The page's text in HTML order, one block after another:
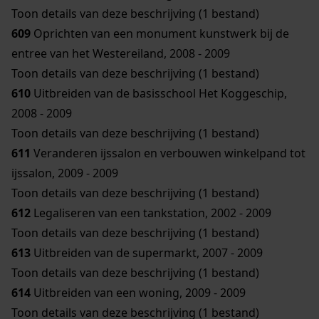
Toon details van deze beschrijving (1 bestand)
609 Oprichten van een monument kunstwerk bij de
entree van het Westereiland, 2008 - 2009
Toon details van deze beschrijving (1 bestand)
610 Uitbreiden van de basisschool Het Koggeschip,
2008 - 2009
Toon details van deze beschrijving (1 bestand)
611 Veranderen ijssalon en verbouwen winkelpand tot
ijssalon, 2009 - 2009
Toon details van deze beschrijving (1 bestand)
612 Legaliseren van een tankstation, 2002 - 2009
Toon details van deze beschrijving (1 bestand)
613 Uitbreiden van de supermarkt, 2007 - 2009
Toon details van deze beschrijving (1 bestand)
614 Uitbreiden van een woning, 2009 - 2009
Toon details van deze beschrijving (1 bestand)